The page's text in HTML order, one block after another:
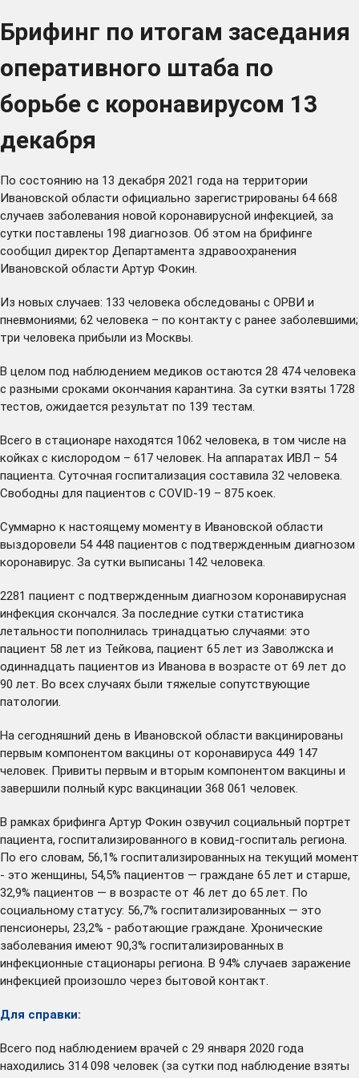
Брифинг по итогам заседания
оперативного штаба по
борьбе с коронавирусом 13
декабря
По состоянию на 13 декабря 2021 года на территории
Ивановской области официально зарегистрированы 64 668
случаев заболевания новой коронавирусной инфекцией, за
сутки поставлены 198 диагнозов. Об этом на брифинге
сообщил директор Департамента здравоохранения
Ивановской области Артур Фокин.
Из новых случаев: 133 человека обследованы с ОРВИ и
пневмониями; 62 человека – по контакту с ранее заболевшими;
три человека прибыли из Москвы.
В целом под наблюдением медиков остаются 28 474 человека
с разными сроками окончания карантина. За сутки взяты 1728
тестов, ожидается результат по 139 тестам.
Всего в стационаре находятся 1062 человека, в том числе на
койках с кислородом – 617 человек. На аппаратах ИВЛ – 54
пациента. Суточная госпитализация составила 32 человека.
Свободны для пациентов с COVID-19 – 875 коек.
Суммарно к настоящему моменту в Ивановской области
выздоровели 54 448 пациентов с подтвержденным диагнозом
коронавирус. За сутки выписаны 142 человека.
2281 пациент с подтвержденным диагнозом коронавирусная
инфекция скончался. За последние сутки статистика
летальности пополнилась тринадцатью случаями: это
пациент 58 лет из Тейкова, пациент 65 лет из Заволжска и
одиннадцать пациентов из Иванова в возрасте от 69 лет до
90 лет. Во всех случаях были тяжелые сопутствующие
патологии.
На сегодняшний день в Ивановской области вакцинированы
первым компонентом вакцины от коронавируса 449 147
человек. Привиты первым и вторым компонентом вакцины и
завершили полный курс вакцинации 368 061 человек.
В рамках брифинга Артур Фокин озвучил социальный портрет
пациента, госпитализированного в ковид-госпиталь региона.
По его словам, 56,1% госпитализированных на текущий момент
- это женщины, 54,5% пациентов — граждане 65 лет и старше,
32,9% пациентов — в возрасте от 46 лет до 65 лет. По
социальному статусу: 56,7% госпитализированных — это
пенсионеры, 23,2% - работающие граждане. Хронические
заболевания имеют 90,3% госпитализированных в
инфекционные стационары региона. В 94% случаев заражение
инфекцией произошло через бытовой контакт.
Для справки:
Всего под наблюдением врачей с 29 января 2020 года
находились 314 098 человек (за сутки под наблюдение взяты